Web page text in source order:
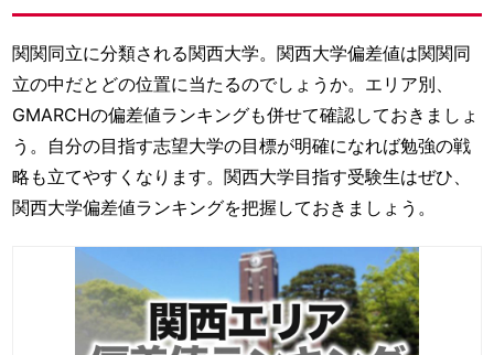
関関同立に分類される関西大学。関西大学偏差値は関関同
立の中だとどの位置に当たるのでしょうか。エリア別、
GMARCHの偏差値ランキングも併せて確認しておきましょ
う。自分の目指す志望大学の目標が明確になれば勉強の戦
略も立てやすくなります。関西大学目指す受験生はぜひ、
関西大学偏差値ランキングを把握しておきましょう。